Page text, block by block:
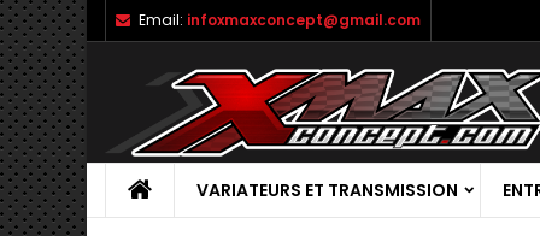
Email: infoxmaxconcept@gmail.com
VARIATEURS ET TRANSMISSION